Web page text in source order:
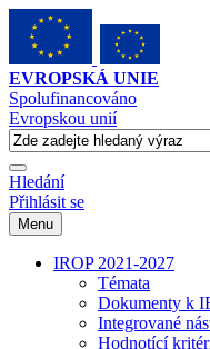
EVROPSKÁ UNIE
Spolufinancováno
Evropskou unií
Hledání
Přihlásit se
Menu
IROP 2021-2027
Témata
Dokumenty k
Integrované
Hodnotící